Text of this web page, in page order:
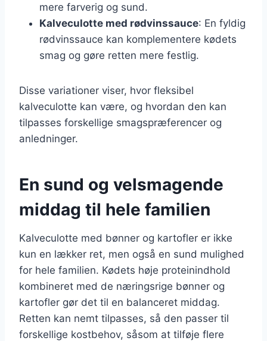
mere farverig og sund.
Kalveculotte med rødvinssauce: En fyldig
rødvinssauce kan komplementere kødets
smag og gøre retten mere festlig.
Disse variationer viser, hvor fleksibel
kalveculotte kan være, og hvordan den kan
tilpasses forskellige smagspræferencer og
anledninger.
En sund og velsmagende
middag til hele familien
Kalveculotte med bønner og kartofler er ikke
kun en lækker ret, men også en sund mulighed
for hele familien. Kødets høje proteinindhold
kombineret med de næringsrige bønner og
kartofler gør det til en balanceret middag.
Retten kan nemt tilpasses, så den passer til
forskellige kostbehov, såsom at tilføje flere